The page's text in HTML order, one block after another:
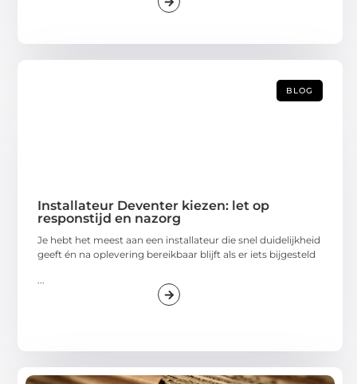
BLOG
Installateur Deventer kiezen: let op
responstijd en nazorg
Je hebt het meest aan een installateur die snel duidelijkheid
geeft én na oplevering bereikbaar blijft als er iets bijgesteld
...